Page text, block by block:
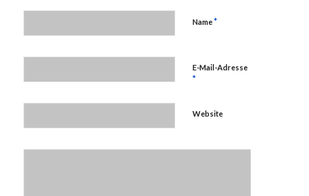
Name*
E-Mail-Adresse
*
Website